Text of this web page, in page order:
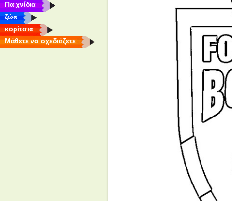
Παιχνίδια
ζώα
κορίτσια
Μάθετε να σχεδιάζετε